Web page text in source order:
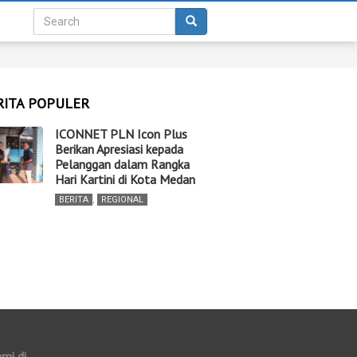
POPULER
ICONNET PLN Icon Plus
Berikan Apresiasi kepada
Pelanggan dalam Rangka
Hari Kartini di Kota Medan
BERITA , REGIONAL